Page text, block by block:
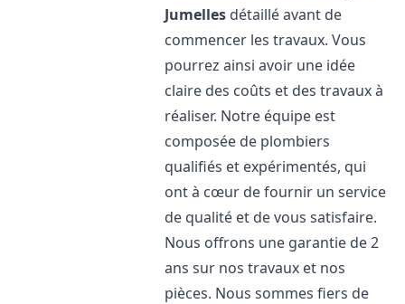
Jumelles détaillé avant de
commencer les travaux. Vous
pourrez ainsi avoir une idée
claire des coûts et des travaux à
réaliser. Notre équipe est
composée de plombiers
qualifiés et expérimentés, qui
ont à cœur de fournir un service
de qualité et de vous satisfaire.
Nous offrons une garantie de 2
ans sur nos travaux et nos
pièces. Nous sommes fiers de